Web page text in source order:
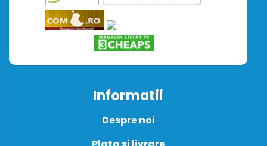
Informatii
Despre noi